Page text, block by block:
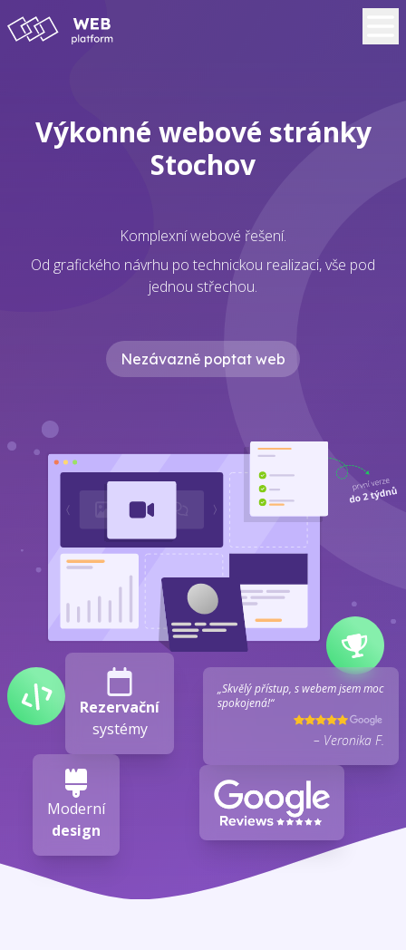
Výkonné webové stránky
Stochov
Komplexní webové řešení.
Od grafického návrhu po technickou realizaci, vše pod
jednou střechou.
Nezávazně poptat web
Rezervační
systémy
Moderní
design
„Skvělý přístup, s webem jsem moc
spokojená!“
– Veronika F.